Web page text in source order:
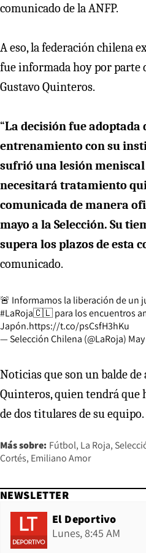
comunicado de la ANFP.
A eso, la federación chilena
fue informada hoy por parte
Gustavo Quinteros.
“La decisión fue adoptada
entrenamiento con su
sufrió una lesión
necesitará tratamiento
comunicada de manera
mayo a la Selección. Su
supera los plazos de esta
comunicado.
🚨 Informamos la liberación de un
#LaRoja🇨🇱 para los encuentros
Japón.https://t.co/psCsfH3hKu
— Selección Chilena (@LaRoja)
Noticias que son un balde de
Quinteros, quien tendrá que
de dos titulares de su equipo.
Más sobre: Fútbol La Roja
Cortés Emiliano Amor
NEWSLETTER
El Deportivo
Lunes, 8:45 AM